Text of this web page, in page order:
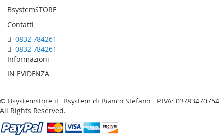
BsystemSTORE
Contatti
0832 784261
0832 784261
Informazioni
IN EVIDENZA
© Bsystemstore.it- Bsystem di Bianco Stefano - P.IVA: 03783470754.
All Rights Reserved.